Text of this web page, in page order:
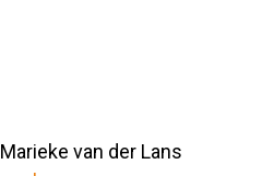
van der Lans